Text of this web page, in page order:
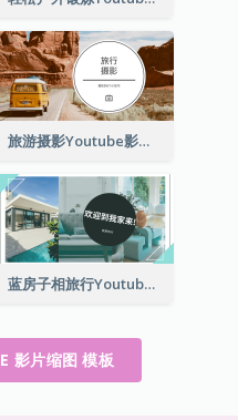
旅游摄影Youtube影片缩图
蓝房子相旅行Youtube影片缩图
影片缩图 模板